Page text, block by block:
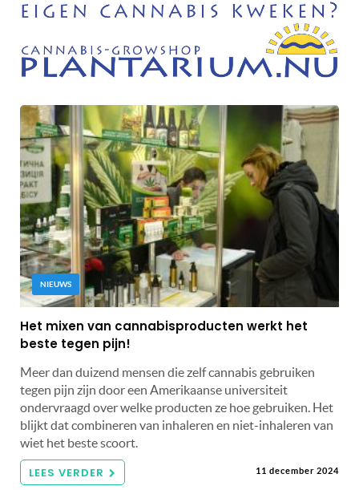
NIEUWS
Het mixen van cannabisproducten werkt het
beste tegen pijn!
Meer dan duizend mensen die zelf cannabis gebruiken
tegen pijn zijn door een Amerikaanse universiteit
ondervraagd over welke producten ze hoe gebruiken. Het
blijkt dat combineren van inhaleren en niet-inhaleren van
wiet het beste scoort.
LEES VERDER 11 december 2024